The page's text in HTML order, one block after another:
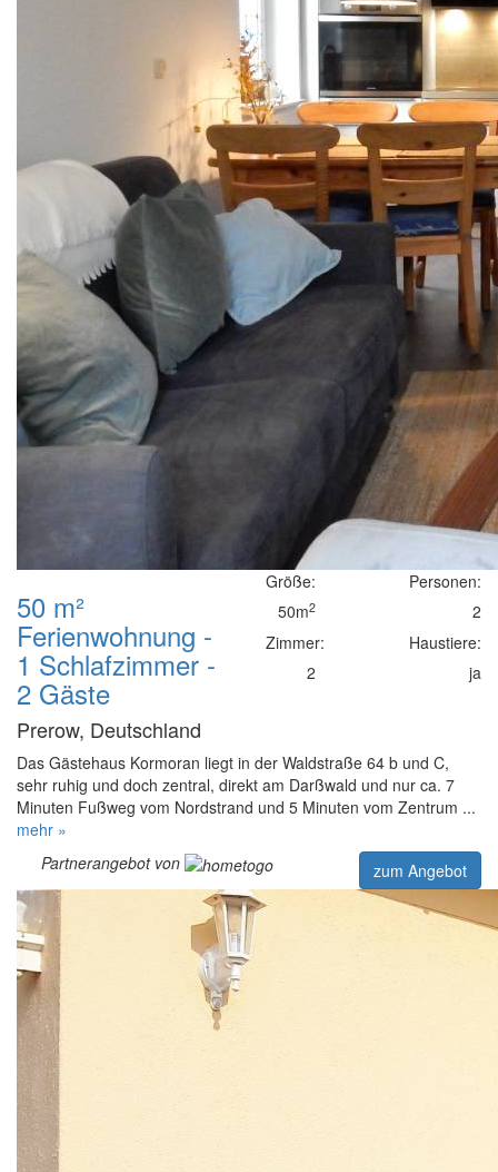
50 m²
Ferienwohnung -
1 Schlafzimmer -
2 Gäste
Prerow, Deutschland
Größe:
50m2
Zimmer:
2
Personen:
2
Haustiere:
ja
Das Gästehaus Kormoran liegt in der Waldstraße 64 b und C,
sehr ruhig und doch zentral, direkt am Darßwald und nur ca. 7
Minuten Fußweg vom Nordstrand und 5 Minuten vom Zentrum ...
mehr »
Partnerangebot von
zum Angebot